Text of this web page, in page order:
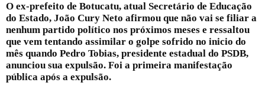
O ex-prefeito de Botucatu, atual Secretário de Educação
do Estado, João Cury Neto afirmou que não vai se filiar a
nenhum partido político nos próximos meses e ressaltou
que vem tentando assimilar o golpe sofrido no inicio do
mês quando Pedro Tobias, presidente estadual do PSDB,
anunciou sua expulsão. Foi a primeira manifestação
pública após a expulsão.